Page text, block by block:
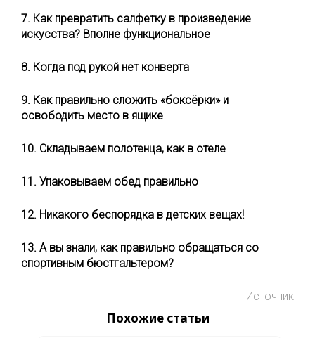
7. Как превратить салфетку в произведение
искусства? Вполне функциональное
8. Когда под рукой нет конверта
9. Как правильно сложить «боксёрки» и
освободить место в ящике
10. Складываем полотенца, как в отеле
11. Упаковываем обед правильно
12. Никакого беспорядка в детских вещах!
13. А вы знали, как правильно обращаться со
спортивным бюстгальтером?
Источник
Похожие статьи